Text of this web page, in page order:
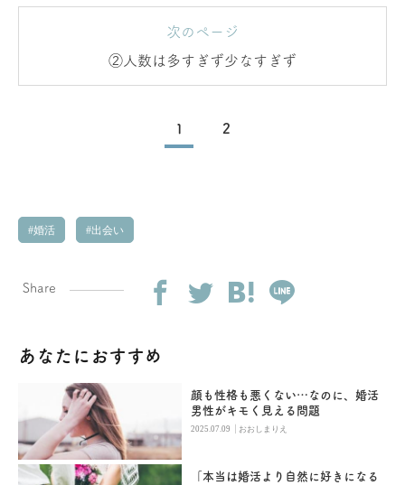
次のページ
②人数は多すぎず少なすぎず
1 2
婚活 出会い
Share
あなたにおすすめ
顔も性格も悪くない…なのに、婚活
男性がキモく見える問題
2025.07.09 | おおしまりえ
「本当は婚活より自然に好きになる